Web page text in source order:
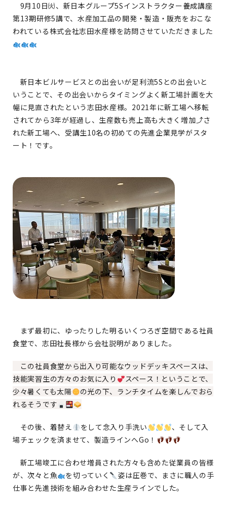
9月10日㈫、新日本グループ5Sインストラクター養成講座
第13期研修5講で、水産加工品の開発・製造・販売をおこな
われている株式会社志田水産様を訪問させていただきました
新日本ビルサービスとの出会いが足利流5Sとの出会いと
いうことで、その出会いからタイミングよく新工場計画を大
幅に見直されたという志田水産様。2021年に新工場へ移転
されてから3年が経過し、生産数も売上高も大きく増加⤴さ
れた新工場へ、受講生10名の初めての先進企業見学がスタ
ート！です。
まず最初に、ゆったりした明るいくつろぎ空間である社員
食堂で、志田社長様から会社説明がありました。
この社員食堂から出入り可能なウッドデッキスペースは、
技能実習生の方々のお気に入り
スペース！ということで、
少々暑くても太陽
の光の下、ランチタイムを楽しんでおら
れるそうです
その後、着替え をして念入り手洗い
、そして入
場チェックを済ませて、製造ラインへGo！
新工場竣工に合わせ増員された方々も含めた従業員の皆様
が、次々と魚
を切っていく
姿は圧巻で、まさに職人の手
仕事と先進技術を組み合わせた生産ラインでした。